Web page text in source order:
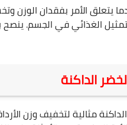
يتعلق الأمر بفقدان
الغذائي في الجسم. ينصح
الداكنة
مثالية لتخفيف وزن